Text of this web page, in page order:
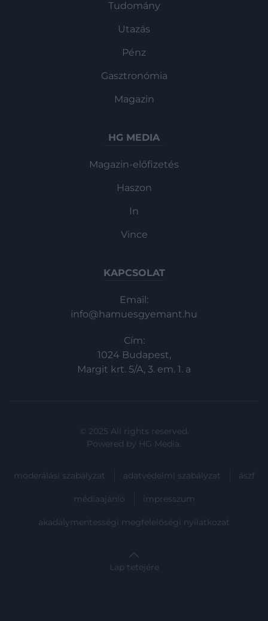
Tudomány
Utazás
Pénz
Gasztronómia
Magazin
HG MEDIA
Magazin-előfizetés
Haszon
In
Vince
KAPCSOLAT
Email:
info@hamuesgyemant.hu
Cím:
1024 Budapest,
Margit krt. 5/A, 3. em. 1. a
© 2025 All rights reserved.
Powered by HG Media.
moderálási szabályzat adatvédelmi szabályzat ászf
médiaajánló impresszum
akadálymentességi megfelelőségi nyilatkozat
Lap tetejére